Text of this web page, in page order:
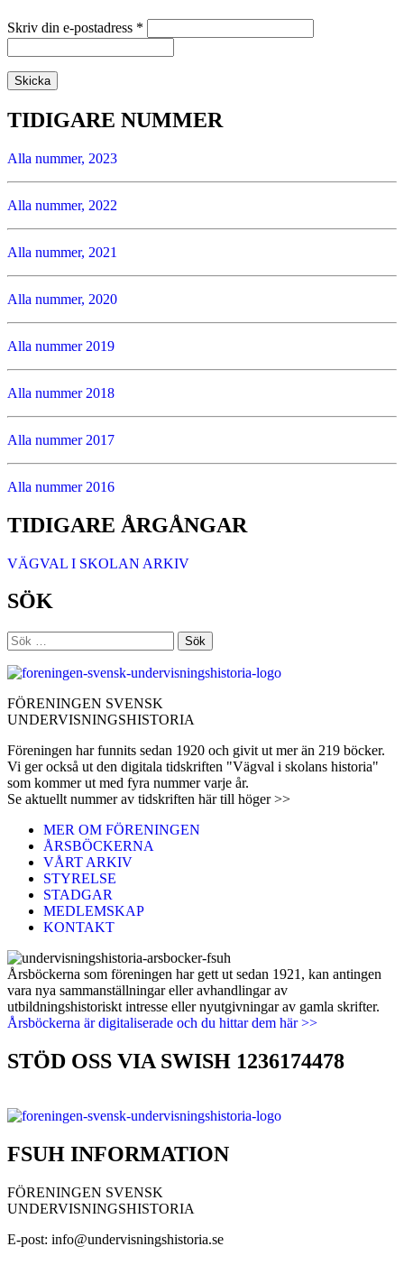
Skriv din e-postadress *
TIDIGARE NUMMER
Alla nummer, 2023
Alla nummer, 2022
Alla nummer, 2021
Alla nummer, 2020
Alla nummer 2019
Alla nummer 2018
Alla nummer 2017
Alla nummer 2016
TIDIGARE ÅRGÅNGAR
VÄGVAL I SKOLAN ARKIV
SÖK
Sök
efter:
FÖRENINGEN SVENSK
UNDERVISNINGSHISTORIA
Föreningen har funnits sedan 1920 och givit ut mer än 219 böcker.
Vi ger också ut den digitala tidskriften "Vägval i skolans historia"
som kommer ut med fyra nummer varje år.
Se aktuellt nummer av tidskriften här till höger >>
MER OM FÖRENINGEN
ÅRSBÖCKERNA
VÅRT ARKIV
STYRELSE
STADGAR
MEDLEMSKAP
KONTAKT
Årsböckerna som föreningen har gett ut sedan 1921, kan antingen
vara nya sammanställningar eller avhandlingar av
utbildningshistoriskt intresse eller nyutgivningar av gamla skrifter.
Årsböckerna är digitaliserade och du hittar dem här >>
STÖD OSS VIA SWISH 1236174478
FSUH INFORMATION
FÖRENINGEN SVENSK
UNDERVISNINGSHISTORIA
E-post: info@undervisningshistoria.se